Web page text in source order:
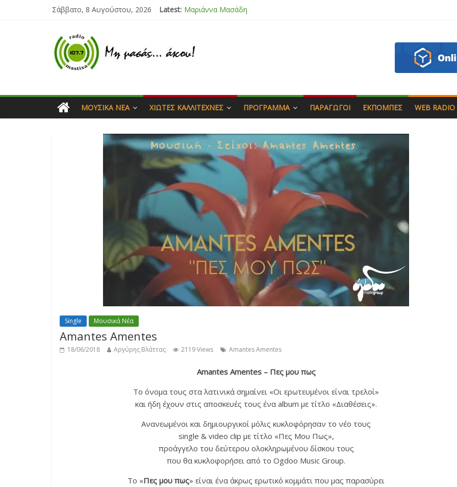
Σάββατο, 8 Αυγούστου, 2026 Latest: Μαριάννα Μασάδη
Ιορδάνης Αγαπητός
ΜΟΥΣΙΚΆ ΝΈΑ ΧΙΏΤΕΣ ΚΑΛΛΙΤΈΧΝΕΣ ΠΡΌΓΡΑΜΜΑ ΠΑΡΑΓΩΓΟΊ ΕΚΠΟΜΠΈΣ WEB RADIO
Single Μουσικά Νέα
Amantes Amentes
18/06/2018 Αργύρης Βλάττας 2119 Views Amantes Amentes
Amantes Amentes – Πες μου πως
Το όνομα τους στα λατινικά σημαίνει «Οι ερωτευμένοι είναι τρελοί»
και ήδη έχουν στις αποσκευές τους ένα album με τίτλο «Διαθέσεις».
Ανανεωμένοι και δημιουργικοί μόλις κυκλοφόρησαν το νέο τους
single & video clip με τίτλο «Πες Μου Πως»,
προάγγελο του δεύτερου ολοκληρωμένου δίσκου τους
που θα κυκλοφορήσει από το Ogdoo Music Group.
Το «Πες μου πως» είναι ένα άκρως ερωτικό κομμάτι που μας παρασύρει